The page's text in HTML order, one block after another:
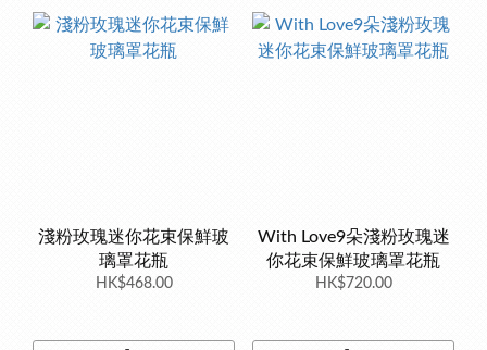
淺粉玫瑰迷你花束保鮮玻
璃罩花瓶
HK$468.00
With Love9朵淺粉玫瑰迷
你花束保鮮玻璃罩花瓶
HK$720.00